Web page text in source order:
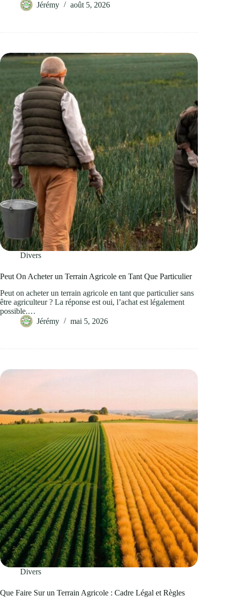
Jérémy
août 5, 2026
Divers
Peut On Acheter un Terrain Agricole en Tant Que Particulier
Peut on acheter un terrain agricole en tant que particulier sans
être agriculteur ? La réponse est oui, l’achat est légalement
possible.…
Jérémy
mai 5, 2026
Divers
Que Faire Sur un Terrain Agricole : Cadre Légal et Règles